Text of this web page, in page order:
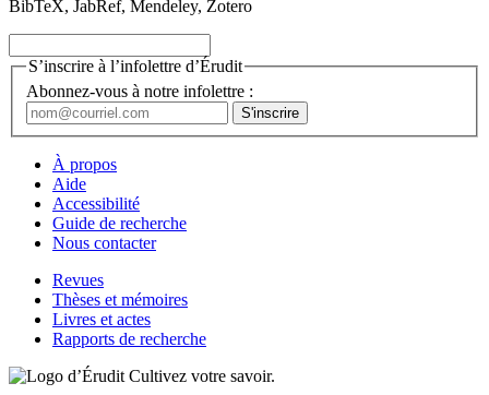
BibTeX, JabRef, Mendeley, Zotero
S’inscrire à l’infolettre d’Érudit
Abonnez-vous à notre infolettre :
À propos
Aide
Accessibilité
Guide de recherche
Nous contacter
Revues
Thèses et mémoires
Livres et actes
Rapports de recherche
Cultivez votre savoir.